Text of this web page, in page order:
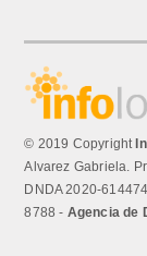
© 2019 Copyright
Alvarez Gabriela.
DNDA 2020-
8788 - Agencia de